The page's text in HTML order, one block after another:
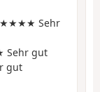
Sehr
gut
gut